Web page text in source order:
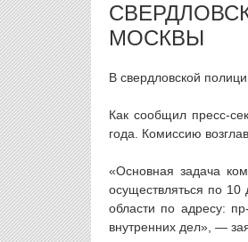
МОСКВЫ
В свердловской
Как сообщил пресс-
года. Комиссию
«Основная задача
осуществляться по
области по адресу:
внутренних дел», —